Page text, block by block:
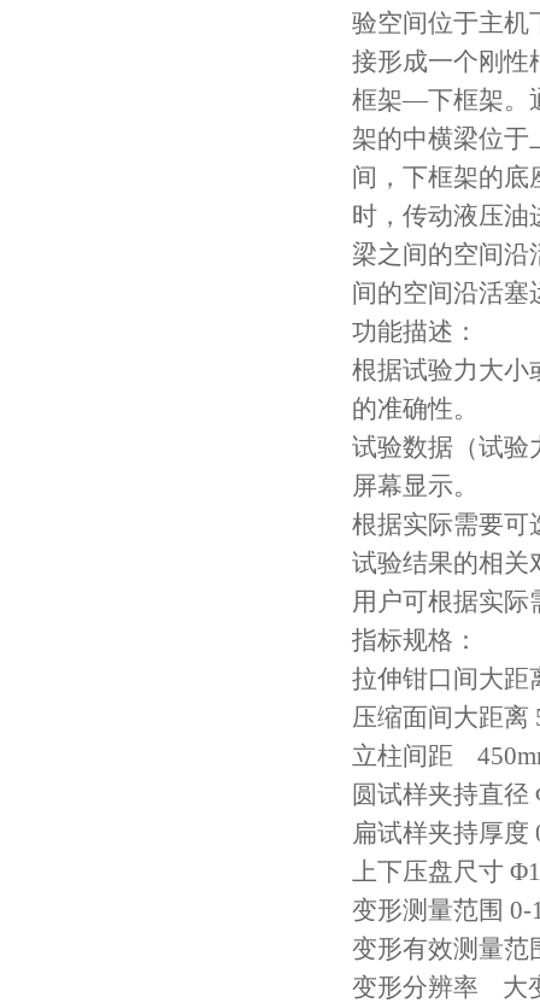
验空间位于主机
接形成一个刚
框架—下框架。
架的中横梁位于
间，下框架的底
时，传动液压油
梁之间的空间沿
间的空间沿活塞
功能描述：
根据试验力大小
的准确性。
试验数据（试验
屏幕显示。
根据实际需要可
试验结果的相关
用户可根据实际
指标规格：
拉伸钳口间大距
压缩面间大距离
立柱间距
圆试样夹持直径
扁试样夹持厚度
上下压盘尺寸
变形测量范围 0-
变形有效测量范
变形分辨率 大